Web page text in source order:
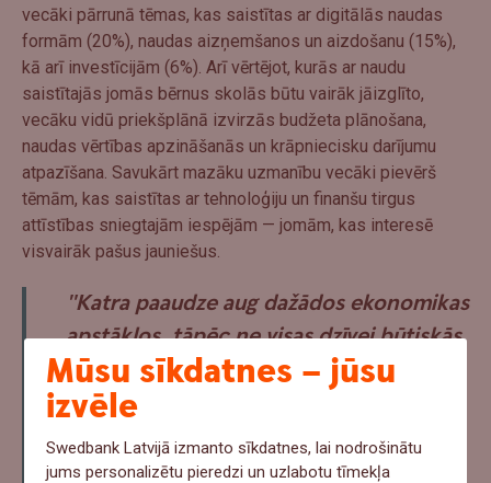
vecāki pārrunā tēmas, kas saistītas ar digitālās naudas
formām (20%), naudas aizņemšanos un aizdošanu (15%),
kā arī investīcijām (6%). Arī vērtējot, kurās ar naudu
saistītajās jomās bērnus skolās būtu vairāk jāizglīto,
vecāku vidū priekšplānā izvirzās budžeta plānošana,
naudas vērtības apzināšanās un krāpniecisku darījumu
atpazīšana. Savukārt mazāku uzmanību vecāki pievērš
tēmām, kas saistītas ar tehnoloģiju un finanšu tirgus
attīstības sniegtajām iespējām — jomām, kas interesē
visvairāk pašus jauniešus.
"Katra paaudze aug dažādos ekonomikas
apstākļos, tāpēc ne visas dzīvei būtiskās
finanšu prasmes iespējams iemācīties
tikai no vecākiem. Piemēram, investīciju
iespējas finanšu tirgos, kas šodien ir
viena no nākotnes labklājības
Mūsu sīkdatnes – jūsu
izvēle
Swedbank Latvijā izmanto sīkdatnes, lai nodrošinātu
jums personalizētu pieredzi un uzlabotu tīmekļa